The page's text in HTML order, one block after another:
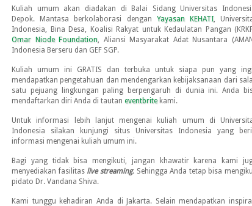
Kuliah umum akan diadakan di Balai Sidang Universitas
Depok. Mantasa berkolaborasi dengan Yayasan KEHATI,
Indonesia, Bina Desa, Koalisi Rakyat untuk Kedaulatan Pangan
Omar Niode Foundation, Aliansi Masyarakat Adat Nusantara
Indonesia Berseru dan GEF SGP.
Kuliah umum ini GRATIS dan terbuka untuk siapa pun yang
mendapatkan pengetahuan dan mendengarkan kebijaksanaan dari
satu pejuang lingkungan paling berpengaruh di dunia ini. Anda
mendaftarkan diri Anda di tautan eventbrite kami.
Untuk informasi lebih lanjut mengenai kuliah umum di
Indonesia silakan kunjungi situs Universitas Indonesia yang
informasi mengenai kuliah umum ini.
Bagi yang tidak bisa mengikuti, jangan khawatir karena kami
menyediakan fasilitaslive streaming. Sehingga Anda tetap bisa
pidato Dr. Vandana Shiva.
Kami tunggu kehadiran Anda di Jakarta. Selain mendapatkan